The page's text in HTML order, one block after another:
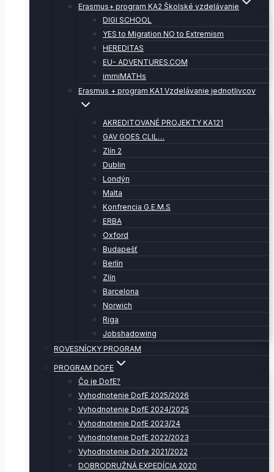
Erasmus+ program KA2 Školské vzdelávanie
DIGI SCHOOL
YES to Migration NO to Extremism
HEREDITAS
EU- ADVENTURES.COM
immiMATHs
Erasmus + program KA1 Vzdelávanie jednotlivcov
AKREDITOVANÉ PROJEKTY KA121
GAV GOES CLIL…
Zlín 2
Dublin
Londýn
Malta
Konfrencia G.E.M.S
ERBA
Oxford
Budapešť
Berlín
Zlín
Barcelona
Norwich
Riga
Jobshadowing
ROVESNÍCKY PROGRAM
PROGRAM DOFE
Čo je DofE?
Vyhodnotenie DofE 2025/2026
Vyhodnotenie DofE 2024/2025
Vyhodnotenie DofE 2023/24
Vyhodnotenie DofE 2022/2023
Vyhodnotenie Dofe 2021/2022
DOBRODRUŽNÁ EXPEDÍCIA 2020